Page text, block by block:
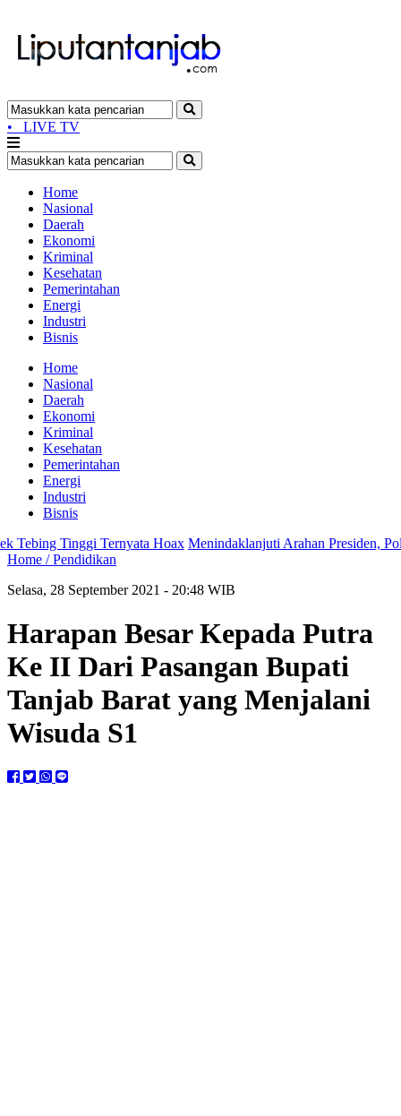
• LIVE TV
Home
Nasional
Daerah
Ekonomi
Kriminal
Kesehatan
Pemerintahan
Energi
Industri
Bisnis
Home
Nasional
Daerah
Ekonomi
Kriminal
Kesehatan
Pemerintahan
Energi
Industri
Bisnis
Tinggi Ternyata Hoax Menindaklanjuti Arahan Presiden, Polsek
Home /Pendidikan
Selasa, 28 September 2021 - 20:48 WIB
Harapan Besar Kepada Putra
Ke II Dari Pasangan Bupati
Tanjab Barat yang Menjalani
Wisuda S1